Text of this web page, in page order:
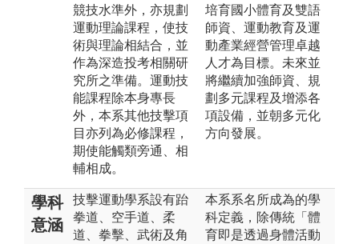
競技水準外，亦規劃
運動理論課程，使技
術與理論相結合，並
作為深造投考相關研
究所之準備。運動技
能課程除本身專長
外，本系其他技擊項
目亦列為必修課程，
期使能觸類旁通、相
輔相成。
培育國小體育及雙語
師資、運動教育及運
動產業經營管理卓越
人才為目標。未來並
將繼續加強師資、規
劃多元課程及增添各
項設備，並朝多元化
方向發展。
學科
意涵
技擊運動學系設有跆
拳道、空手道、柔
道、拳擊、武術及角
本系系名所成為的學
科定義，除傳統「體
育即是透過身體活動